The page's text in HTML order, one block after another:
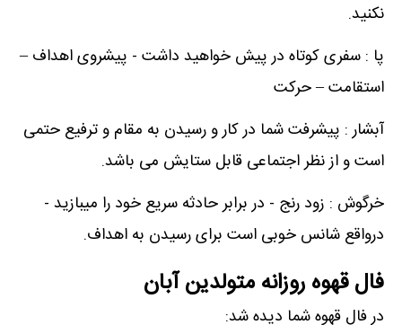
نکنید.
پا : سفری کوتاه در پیش خواهید داشت - پیشروی اهداف –
استقامت – حرکت
آبشار : پیشرفت شما در کار و رسیدن به مقام و ترفیع حتمی
است و از نظر اجتماعی قابل ستایش می باشد.
خرگوش : زود رنج - در برابر حادثه سریع خود را میبازید -
درواقع شانس خوبی است برای رسیدن به اهداف.
فال قهوه روزانه متولدین آبان
در فال قهوه شما دیده شد: